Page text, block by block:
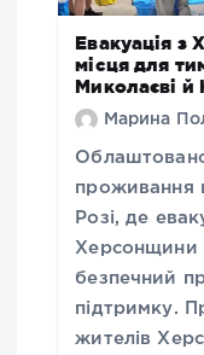
Евакуація з
місця для
Миколаєві й
Марина
проживання
Розі, де
Херсонщини
безпечний
підтримку.
жителів